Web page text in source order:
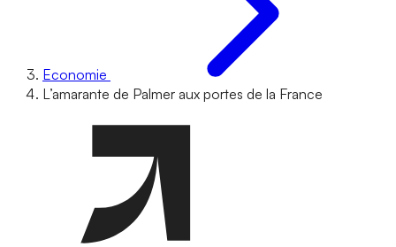
Economie
L’amarante de Palmer aux portes de la France